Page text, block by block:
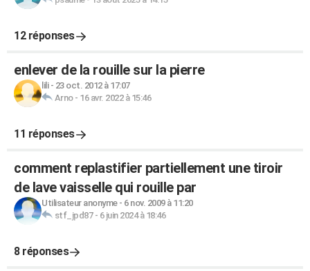
12 réponses
enlever de la rouille sur la pierre
lili- 23 oct. 2012 à 17:07
Arno- 16 avr. 2022 à 15:46
11 réponses
comment replastifier partiellement une tiroir
de lave vaisselle qui rouille par
Utilisateur anonyme- 6 nov. 2009 à 11:20
stf_jpd87- 6 juin 2024 à 18:46
8 réponses